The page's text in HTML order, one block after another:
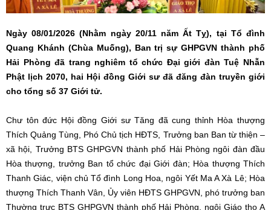
Ngày 08/01/2026 (Nhằm ngày 20/11 năm Ất Tỵ), tại Tổ đình
Quang Khánh (Chùa Muống), Ban trị sự GHPGVN thành phố
Hải Phòng đã trang nghiêm tổ chức Đại giới đàn Tuệ Nhẫn
Phật lịch 2070, hai Hội đồng Giới sư đã đăng đàn truyền giới
cho tổng số 37 Giới tử.
Chư tôn đức Hội đồng Giới sư Tăng đã cung thỉnh Hòa thượng
Thích Quảng Tùng, Phó Chủ tịch HĐTS, Trưởng ban Ban từ thiện –
xã hội, Trưởng BTS GHPGVN thành phố Hải Phòng ngôi đàn đầu
Hòa thượng, trưởng Ban tổ chức đại Giới đàn; Hòa thượng Thích
Thanh Giác, viện chủ Tổ đình Long Hoa, ngôi Yết Ma A Xà Lê; Hòa
thượng Thích Thanh Vân, Ủy viên HĐTS GHPGVN, phó trưởng ban
Thường trực BTS GHPGVN thành phố Hải Phòng, ngôi Giáo thọ A